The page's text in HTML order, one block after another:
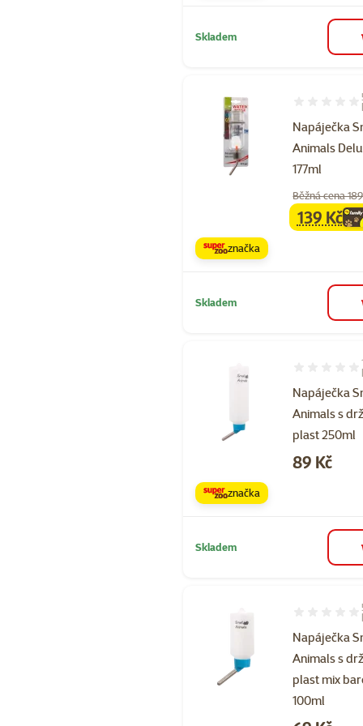
Skladem
Napáječka
Animals
177ml
Hodnocení
Běžná cena
family
139 Kč
značka
Skladem
Napáječka
Animals s
plast 250ml
Hodnocení
Cena
89 Kč
značka
Skladem
Napáječka
Animals s
plast mix
100ml
Hodnocení